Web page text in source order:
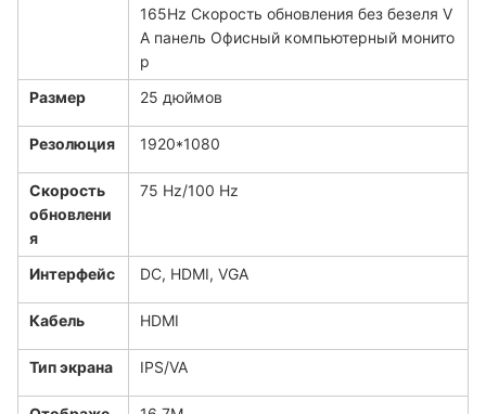
165Hz Скорость обновления без безеля V
A панель Офисный компьютерный монито
р
Размер
25 дюймов
Резолюция 1920*1080
Скорость
обновлени
я
75 Hz/100 Hz
Интерфейс DC, HDMI, VGA
Кабель HDMI
Тип экрана IPS/VA